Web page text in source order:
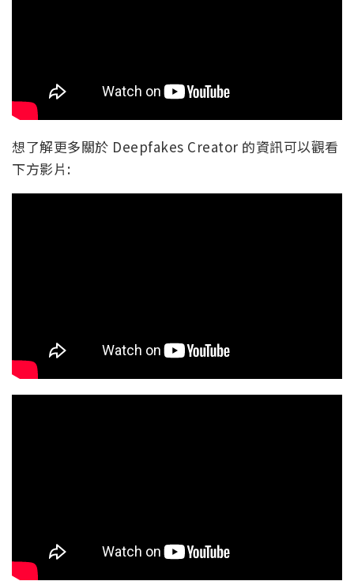
想了解更多關於 Deepfakes Creator 的資訊可以觀看
下方影片: